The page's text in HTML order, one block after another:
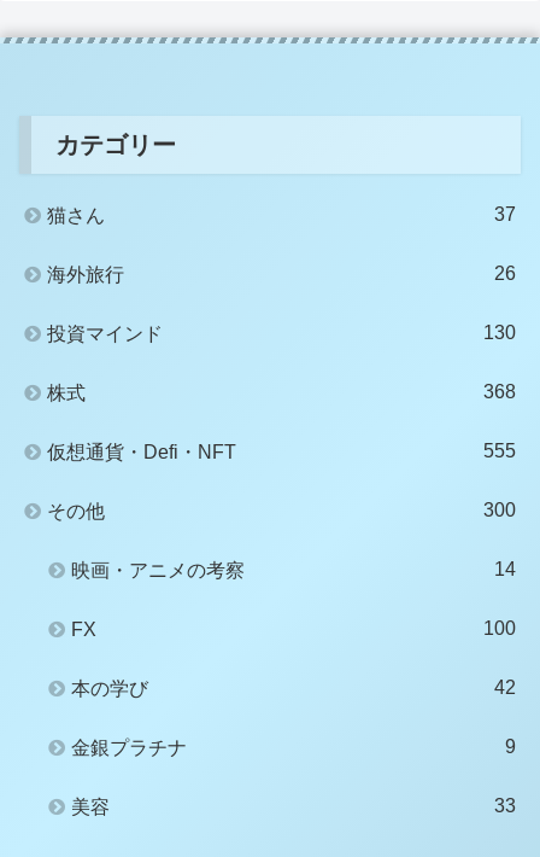
カテゴリー
猫さん 37
海外旅行 26
投資マインド 130
株式 368
仮想通貨・Defi・NFT 555
その他 300
映画・アニメの考察 14
FX 100
本の学び 42
金銀プラチナ 9
美容 33